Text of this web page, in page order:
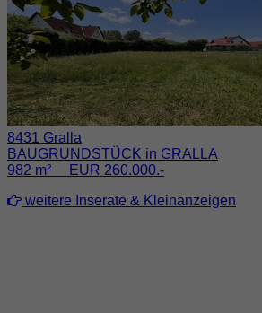
8431 Gralla
BAUGRUNDSTÜCK in GRALLA
982 m² EUR 260.000.-
weitere Inserate & Kleinanzeigen